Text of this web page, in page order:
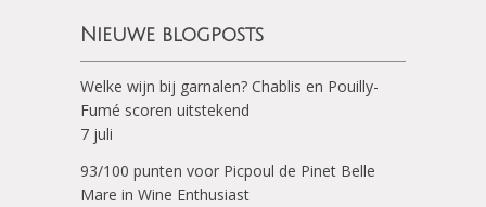
Nieuwe blogposts
Welke wijn bij garnalen? Chablis en Pouilly-
Fumé scoren uitstekend
7 juli
93/100 punten voor Picpoul de Pinet Belle
Mare in Wine Enthusiast